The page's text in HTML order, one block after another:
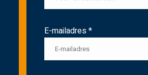
E-mailadres *